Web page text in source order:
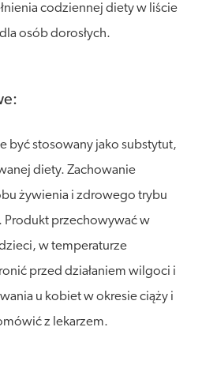
codziennej diety w liście
osób dorosłych.
być stosowany jako substytut,
diety. Zachowanie
żywienia i zdrowego trybu
Produkt przechowywać w
w temperaturze
przed działaniem wilgoci i
u kobiet w okresie ciąży i
z lekarzem.